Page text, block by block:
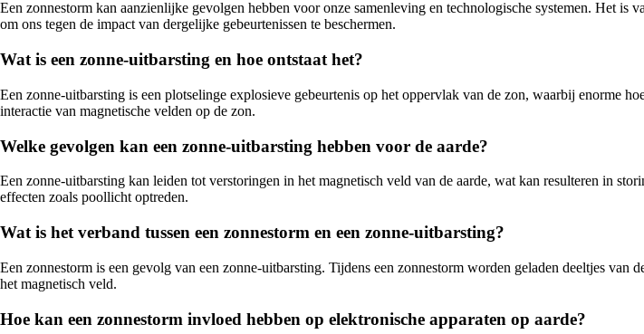
Een zonnestorm kan aanzienlijke gevolgen hebben voor onze samenleving en technologische systemen. Het
om ons tegen de impact van dergelijke gebeurtenissen te beschermen.
Wat is een zonne-uitbarsting en hoe ontstaat het?
Een zonne-uitbarsting is een plotselinge explosieve gebeurtenis op het oppervlak van de zon, waarbij enorme
interactie van magnetische velden op de zon.
Welke gevolgen kan een zonne-uitbarsting hebben voor de aarde?
Een zonne-uitbarsting kan leiden tot verstoringen in het magnetisch veld van de aarde, wat kan resulteren in
effecten zoals poollicht optreden.
Wat is het verband tussen een zonnestorm en een zonne-uitbarsting?
Een zonnestorm is een gevolg van een zonne-uitbarsting. Tijdens een zonnestorm worden geladen deeltjes
het magnetisch veld.
Hoe kan een zonnestorm invloed hebben op elektronische apparaten op aarde?